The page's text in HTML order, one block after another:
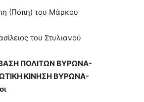
(Πόπη) του Μάρκου
του Στυλιανού
ΠΟΛΙΤΩΝ ΒΥΡΩΝΑ-
ΚΙΝΗΣΗ ΒΥΡΩΝΑ-